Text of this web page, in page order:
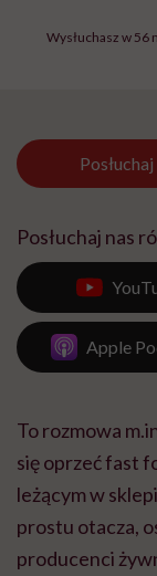
Wysłuchasz w 56
Posłuchaj
Posłuchaj nas
Apple
To rozmowa
się oprzeć fast
leżącym w
prostu otacza,
producenci